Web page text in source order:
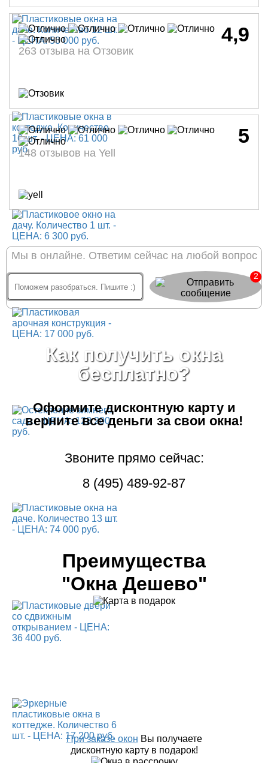
4,9
263 отзыва на Отзовик
5
148 отзывов на Yell
Мы в онлайне. Ответим сейчас на любой вопрос
2
Как получить окна
бесплатно?
Оформите дисконтную картуи
верните все деньги за свои окна!
Звоните прямо сейчас:
8 (495) 489-92-87
Преимущества
"Окна Дешево"
При заказе окон Вы получаете
дисконтную карту в подарок!